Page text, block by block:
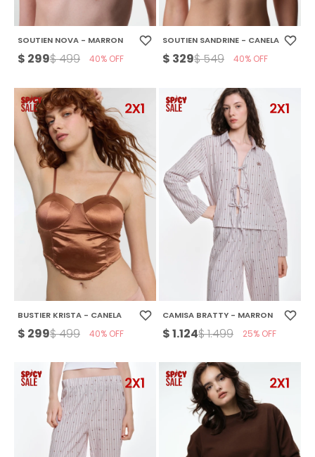
SOUTIEN NOVA - MARRON
$ 299$499 40
SOUTIEN SANDRINE - CANELA
$ 329$549 40
BUSTIER KRISTA - CANELA
$ 299$499 40
CAMISA BRATTY - MARRON
$1.124$1.499 25